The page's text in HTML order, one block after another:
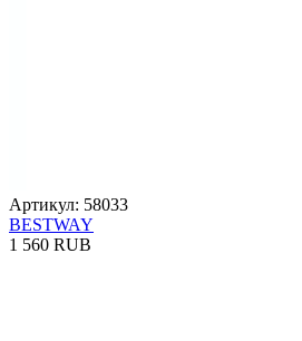
Артикул: 58033
BESTWAY
1 560 RUB